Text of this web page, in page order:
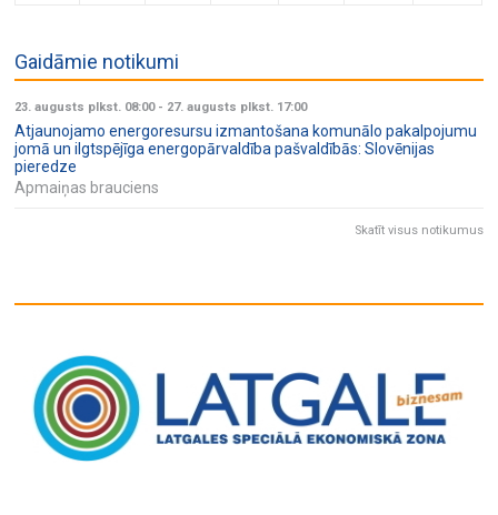
n
Gaidāmie notikumi
23. augusts plkst. 08:00- 27. augusts plkst. 17:00
Atjaunojamo energoresursu izmantošana komunālo pakalpojumu
jomā un ilgtspējīga energopārvaldība pašvaldībās: Slovēnijas
pieredze
Apmaiņas brauciens
Skatīt visus notikumus